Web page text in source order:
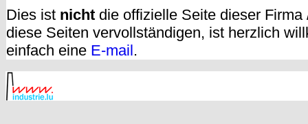
Dies ist nicht die offizielle Seite dieser
diese Seiten vervollständigen, ist herzlich
einfach eine E-mail.